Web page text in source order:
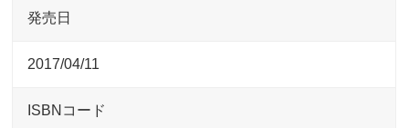
発売日
2017/04/11
ISBNコード